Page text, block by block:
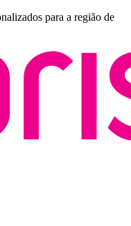
para a região de